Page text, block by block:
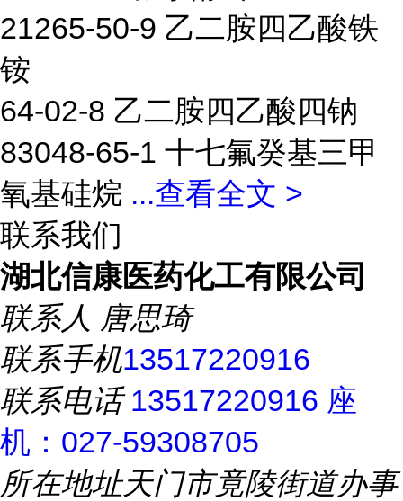
21265-50-9 乙二胺四乙酸铁
铵
64-02-8 乙二胺四乙酸四钠
83048-65-1 十七氟癸基三甲
氧基硅烷 ...查看全文 >
联系我们
湖北信康医药化工有限公司
联系人 唐思琦
联系手机13517220916
联系电话13517220916 座
机：027-59308705
所在地址天门市竟陵街道办事